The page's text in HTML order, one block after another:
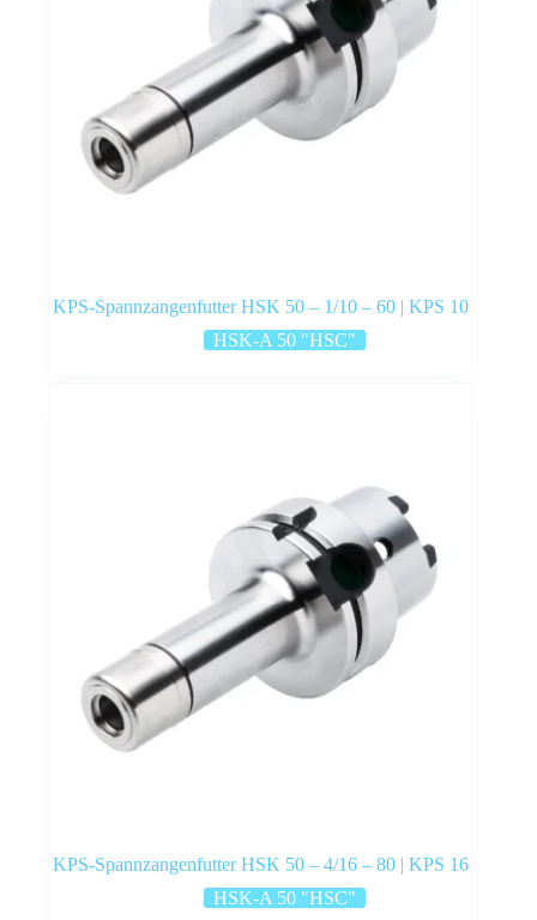
KPS-Spannzangenfutter HSK 50 – 1/10 – 60 | KPS 10
HSK-A 50 "HSC"
KPS-Spannzangenfutter HSK 50 – 4/16 – 80 | KPS 16
HSK-A 50 "HSC"